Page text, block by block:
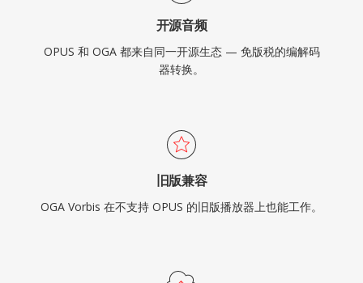
开源音频
OPUS 和 OGA 都来自同一开源生态 — 免版税的编解码
器转换。
旧版兼容
OGA Vorbis 在不支持 OPUS 的旧版播放器上也能工作。